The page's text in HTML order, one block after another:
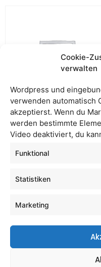
Cookie-
verwalten
Wordpress und
verwenden automatisch
akzeptierst. Wenn du
werden bestimmte
Video deaktiviert, du
Funktional
Statistiken
Marketing
Maismehl